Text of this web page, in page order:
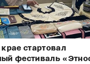
стартовал
фестиваль